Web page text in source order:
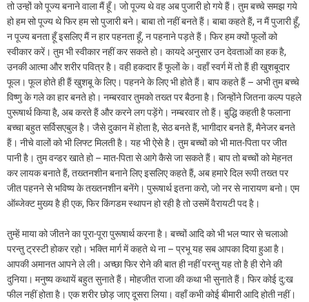
तो उन्हों को पूज्य बनाने वाला मैं हूँ। जो पूज्य थे वह अब पुजारी हो गये हैं। तुम बच्चे समझ गये
हो हम सो पूज्य थे फिर हम सो पुजारी बने। बाबा तो नहीं बनते हैं। बाबा कहते हैं, न मैं पुजारी हूँ,
न पूज्य बनता हूँ इसलिए मैं न हार पहनता हूँ, न पहनाने पड़ते हैं। फिर हम क्यों फूलों को
स्वीकार करें। तुम भी स्वीकार नहीं कर सकते हो। कायदे अनुसार उन देवताओं का हक है,
उनकी आत्मा और शरीर पवित्र है। वही हकदार हैं फूलों के। वहाँ स्वर्ग में तो हैं ही खुशबूदार
फूल। फूल होते ही हैं खुशबू के लिए। पहनने के लिए भी होते हैं। बाप कहते हैं – अभी तुम बच्चे
विष्णु के गले का हार बनते हो। नम्बरवार तुमको तख्त पर बैठना है। जिन्होंने जितना कल्प पहले
पुरूषार्थ किया है, अब करते हैं और करने लग पड़ेंगे। नम्बरवार तो हैं। बुद्धि कहती है फलाना
बच्चा बहुत सर्विसएबुल है। जैसे दुकान में होता है, सेठ बनते हैं, भागीदार बनते हैं, मैनेजर बनते
हैं। नीचे वालों को भी लिफ्ट मिलती है। यह भी ऐसे है। तुम बच्चों को भी मात-पिता पर जीत
पानी है। तुम वन्डर खाते हो – मात-पिता से आगे कैसे जा सकते हैं। बाप तो बच्चों को मेहनत
कर लायक बनाते हैं, तख्तनशीन बनाने लिए इसलिए कहते हैं, अब हमारे दिल रूपी तख्त पर
जीत पहनने से भविष्य के तख्तनशीन बनेंगे। पुरूषार्थ इतना करो, जो नर से नारायण बनो। एम
ऑब्जेक्ट मुख्य है ही एक, फिर किंगडम स्थापन हो रही है तो उसमें वैरायटी पद है।
तुम्हें माया को जीतने का पूरा-पूरा पुरूषार्थ करना है। बच्चों आदि को भी भल प्यार से चलाओ
परन्तु ट्रस्टी होकर रहो। भक्ति मार्ग में कहते थे ना – प्रभू यह सब आपका दिया हुआ है।
आपकी अमानत आपने ले ली। अच्छा फिर रोने की बात ही नहीं परन्तु यह तो है ही रोने की
दुनिया। मनुष्य कथायें बहुत सुनाते हैं। मोहजीत राजा की कथा भी सुनाते हैं। फिर कोई दु:ख
फील नहीं होता है। एक शरीर छोड़ जाए दूसरा लिया। वहाँ कभी कोई बीमारी आदि होती नहीं।